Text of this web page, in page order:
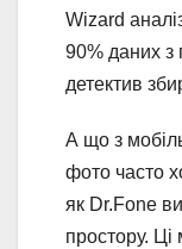
Wizard
90% даних з
детектив
А що з
фото часто
як Dr.Fone
простору.